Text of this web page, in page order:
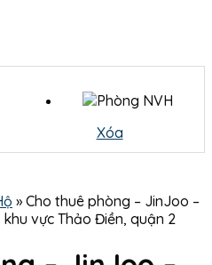
Xóa
» Cho thuê phòng – JinJoo –
vực Thảo Điền, quận 2